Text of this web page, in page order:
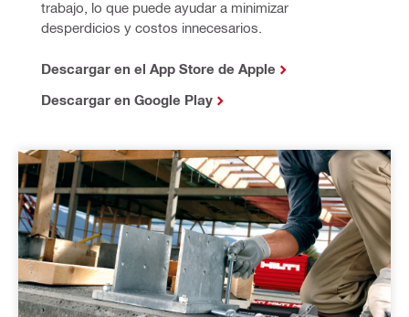
trabajo, lo que puede ayudar a minimizar
desperdicios y costos innecesarios.
Descargar en el App Store de Apple
Descargar en Google Play